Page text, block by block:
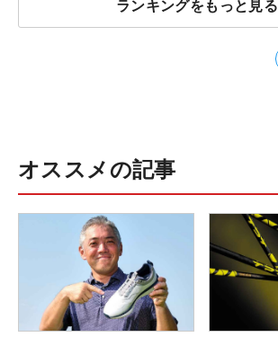
ランキングをもっと見る
オススメの記事